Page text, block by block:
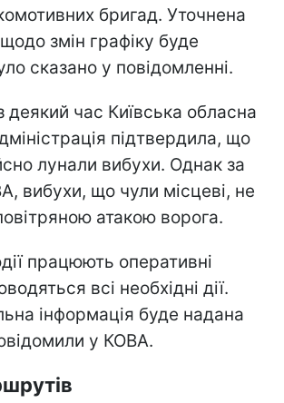
бригад. Уточнена
змін графіку буде
сказано у повідомленні.
час Київська обласна
підтвердила, що
лунали вибухи. Однак за
вибухи, що чули місцеві, не
атакою ворога.
працюють оперативні
всі необхідні дії.
інформація буде надана
у КОВА.